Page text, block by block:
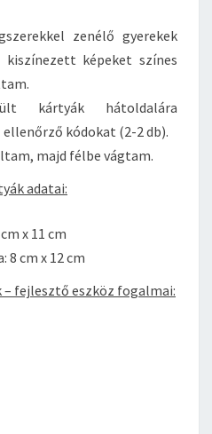
zenélő gyerekek
képeket színes
kártyák hátoldalára
kódokat (2-2 db).
majd félbe vágtam.
adatai:
x 11 cm
cm x 12 cm
– fejlesztő eszköz fogalmai: